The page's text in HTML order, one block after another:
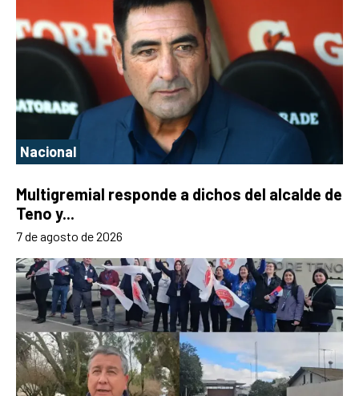
Nacional
Multigremial responde a dichos del alcalde de
Teno y...
7 de agosto de 2026